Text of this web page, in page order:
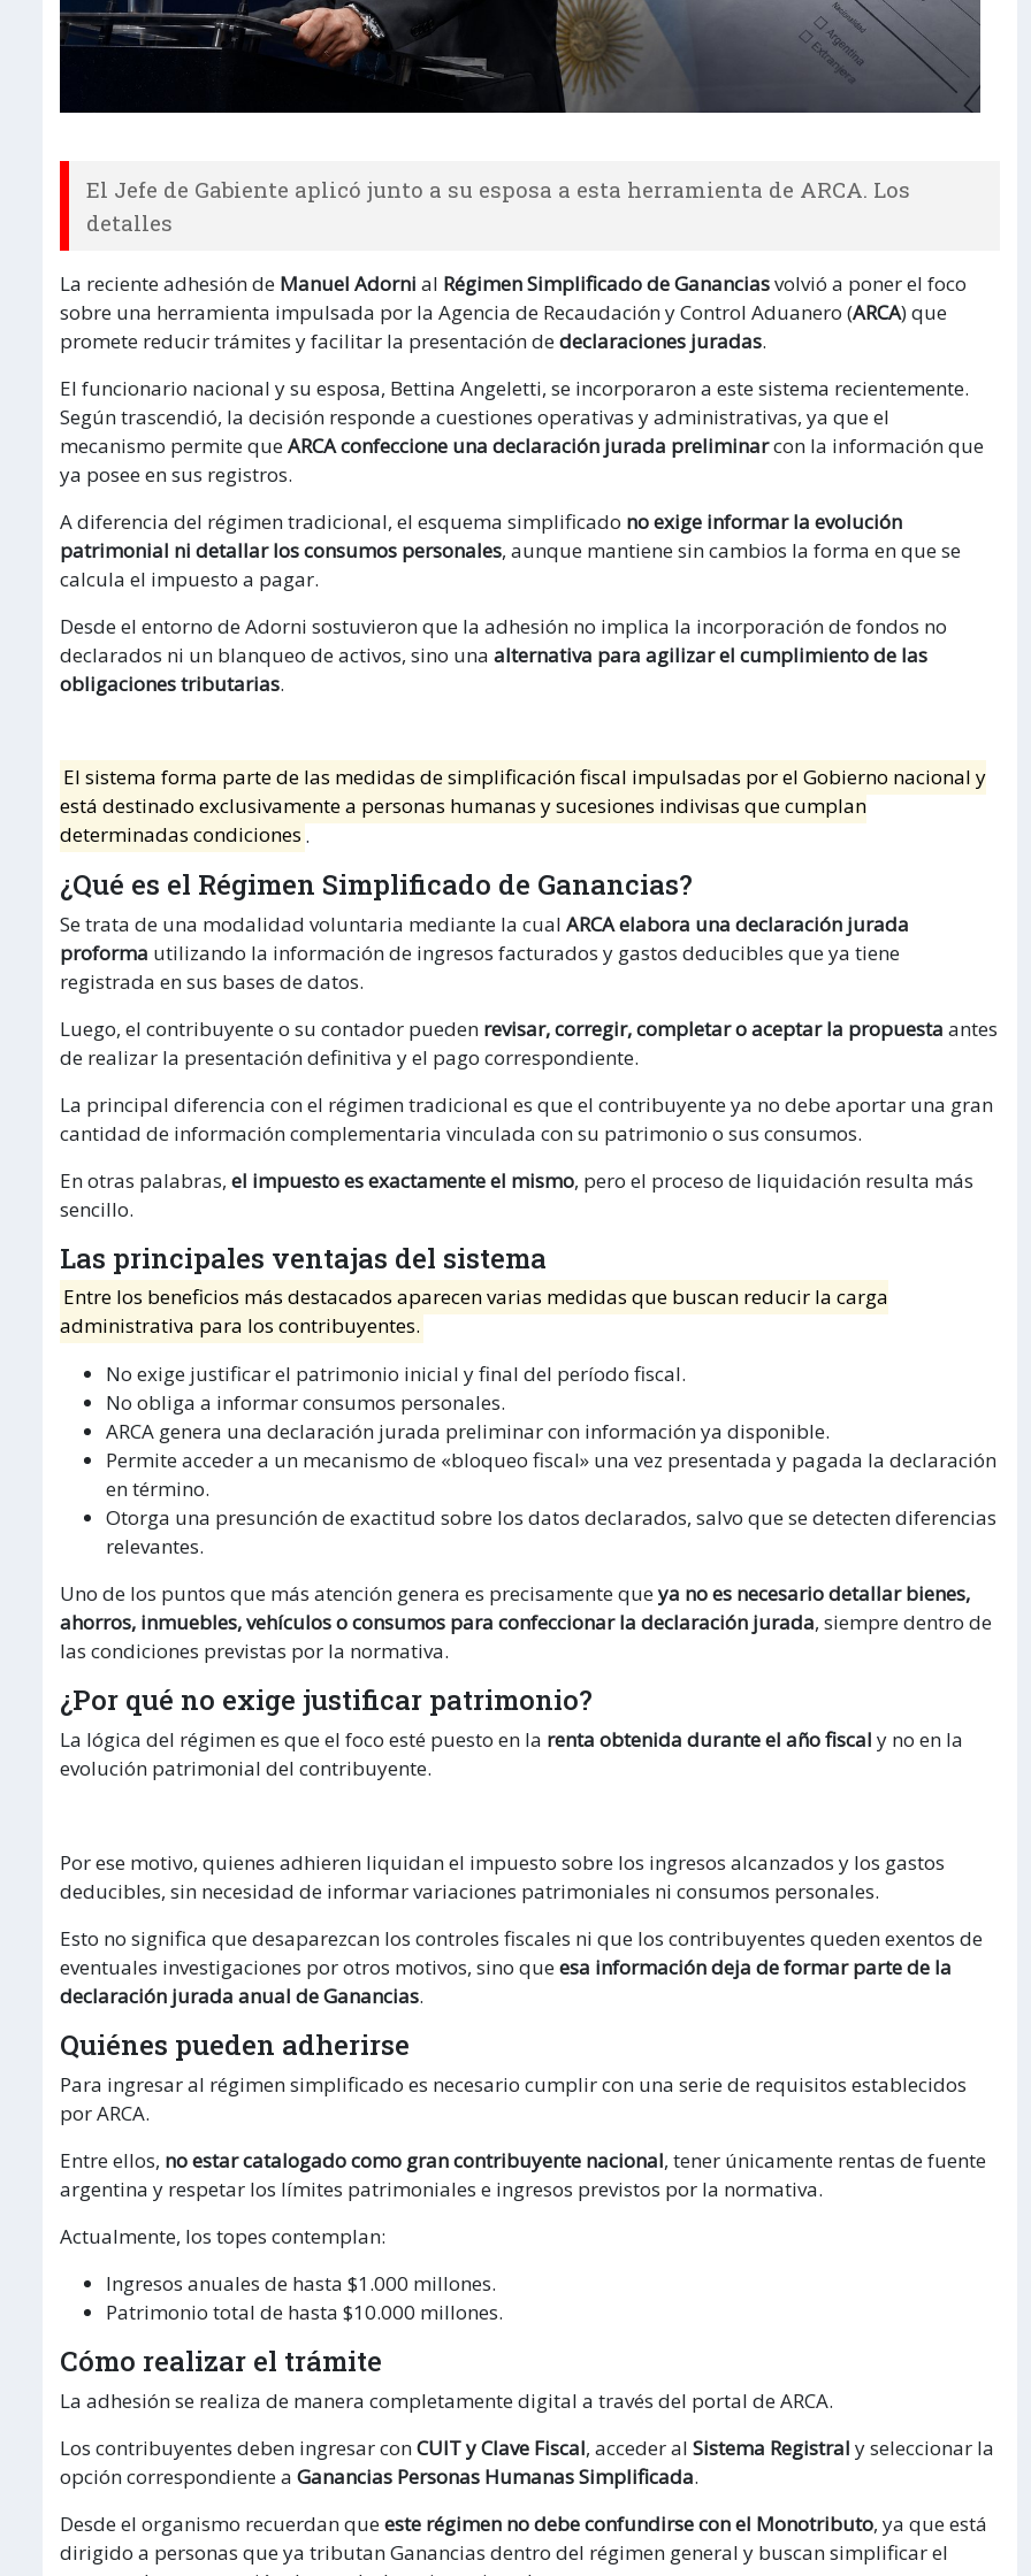
El Jefe de Gabiente aplicó junto a su esposa a esta herramienta de ARCA. Los
detalles
La reciente adhesión de Manuel Adorni al Régimen Simplificado de Gananciasvolvió a poner el foco
sobre una herramienta impulsada por la Agencia de Recaudación y Control Aduanero (ARCA) que
promete reducir trámites y facilitar la presentación dedeclaraciones juradas.
El funcionario nacional y su esposa, Bettina Angeletti, se incorporaron a este sistema recientemente.
Según trascendió, la decisión responde a cuestiones operativas y administrativas, ya que el
mecanismo permite queARCA confeccione una declaración jurada preliminarcon la información que
ya posee en sus registros.
A diferencia del régimen tradicional, el esquema simplificado no exige informar la evolución
patrimonial ni detallar los consumos personales, aunque mantiene sin cambios la forma en que se
calcula el impuesto a pagar.
Desde el entorno de Adorni sostuvieron que la adhesión no implica la incorporación de fondos no
declarados ni un blanqueo de activos, sino una alternativa para agilizar el cumplimiento de las
obligaciones tributarias.
El sistema forma parte de las medidas de simplificación fiscal impulsadas por el Gobierno nacional y
está destinado exclusivamente a personas humanas y sucesiones indivisas que cumplan
determinadas condiciones .
¿Qué es el Régimen Simplificado de Ganancias?
Se trata de una modalidad voluntaria mediante la cual ARCA elabora una declaración jurada
proforma utilizando la información de ingresos facturados y gastos deducibles que ya tiene
registrada en sus bases de datos.
Luego, el contribuyente o su contador pueden revisar, corregir, completar o aceptar la propuesta antes
de realizar la presentación definitiva y el pago correspondiente.
La principal diferencia con el régimen tradicional es que el contribuyente ya no debe aportar una gran
cantidad de información complementaria vinculada con su patrimonio o sus consumos.
En otras palabras, el impuesto es exactamente el mismo, pero el proceso de liquidación resulta más
sencillo.
Las principales ventajas del sistema
Entre los beneficios más destacados aparecen varias medidas que buscan reducir la carga
administrativa para los contribuyentes.
No exige justificar el patrimonio inicial y final del período fiscal.
No obliga a informar consumos personales.
ARCA genera una declaración jurada preliminar con información ya disponible.
Permite acceder a un mecanismo de «bloqueo fiscal» una vez presentada y pagada la declaración
en término.
Otorga una presunción de exactitud sobre los datos declarados, salvo que se detecten diferencias
relevantes.
Uno de los puntos que más atención genera es precisamente queya no es necesario detallar bienes,
ahorros, inmuebles, vehículos o consumos para confeccionar la declaración jurada, siempre dentro de
las condiciones previstas por la normativa.
¿Por qué no exige justificar patrimonio?
La lógica del régimen es que el foco esté puesto en la renta obtenida durante el año fiscal y no en la
evolución patrimonial del contribuyente.
Por ese motivo, quienes adhieren liquidan el impuesto sobre los ingresos alcanzados y los gastos
deducibles, sin necesidad de informar variaciones patrimoniales ni consumos personales.
Esto no significa que desaparezcan los controles fiscales ni que los contribuyentes queden exentos de
eventuales investigaciones por otros motivos, sino queesa información deja de formar parte de la
declaración jurada anual de Ganancias.
Quiénes pueden adherirse
Para ingresar al régimen simplificado es necesario cumplir con una serie de requisitos establecidos
por ARCA.
Entre ellos, no estar catalogado como gran contribuyente nacional, tener únicamente rentas de fuente
argentina y respetar los límites patrimoniales e ingresos previstos por la normativa.
Actualmente, los topes contemplan:
Ingresos anuales de hasta $1.000 millones.
Patrimonio total de hasta $10.000 millones.
Cómo realizar el trámite
La adhesión se realiza de manera completamente digital a través del portal de ARCA.
Los contribuyentes deben ingresar conCUIT y Clave Fiscal, acceder al Sistema Registral y seleccionar la
opción correspondiente a Ganancias Personas Humanas Simplificada.
Desde el organismo recuerdan queeste régimen no debe confundirse con el Monotributo, ya que está
dirigido a personas que ya tributan Ganancias dentro del régimen general y buscan simplificar el